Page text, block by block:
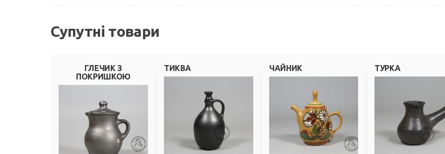
Супутні товари
ГЛЕЧИК З
ПОКРИШКОЮ
ТИКВА ЧАЙНИК ТУРКА